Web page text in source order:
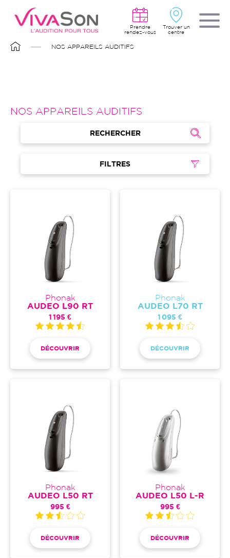
contenu
principal
Prendre
rendez-vous
Trouver un
centre
FIL
D'ARIANE
NOS APPAREILS AUDITIFS
NOS APPAREILS AUDITIFS
RECHERCHER
FILTRES
Phonak
AUDEO L90 RT
1 195 €
DÉCOUVRIR
Phonak
AUDEO L70 RT
1 095 €
DÉCOUVRIR
Phonak
AUDEO L50 RT
995 €
DÉCOUVRIR
Phonak
AUDEO L50 L-R
995 €
DÉCOUVRIR